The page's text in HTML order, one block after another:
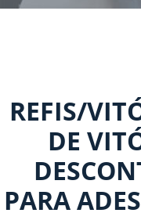
REFIS/
DE
PARA